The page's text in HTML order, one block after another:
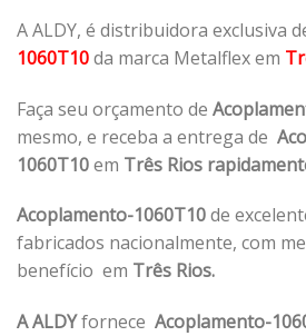
A ALDY, é distribuidora exclusiva
1060T10da marca Metalflex em
Faça seu orçamento de
mesmo, e receba a entrega de
1060T10em Três Rios
Acoplamento-1060T10de
fabricados nacionalmente, com
benefício em Três Rios.
A ALDYfornece Acoplamento-